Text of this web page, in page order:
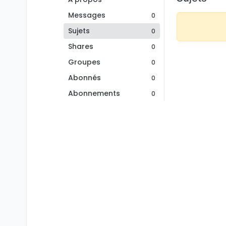
Messages
0
Sujets 0
Shares 0
Groupes 0
Abonnés 0
Abonnements 0